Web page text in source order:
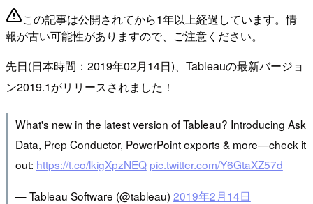
この記事は公開されてから1年以上経過しています。情
報が古い可能性がありますので、ご注意ください。
先日(日本時間：2019年02月14日)、Tableauの最新バージョ
ン2019.1がリリースされました！
What's new in the latest version of Tableau? Introducing Ask
Data, Prep Conductor, PowerPoint exports & more—check it
out: https://t.co/lkigXpzNEQ pic.twitter.com/Y6GtaXZ57d
— Tableau Software (@tableau) 2019年2月14日